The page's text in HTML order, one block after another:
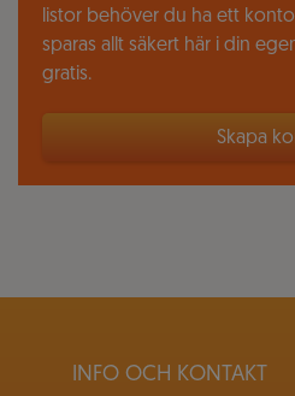
listor behöver du ha ett
sparas allt säkert här i din
gratis.
Skapa
INFO OCH KONTAKT